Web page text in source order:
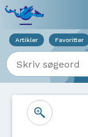
Artikler Favoritter
Indtast søgeord
Viser overlay for